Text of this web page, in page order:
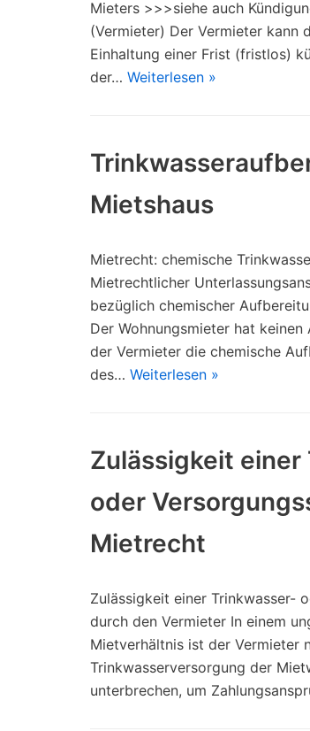
Mieters >>>siehe auch
(Vermieter) Der Vermieter kann
Einhaltung einer Frist (fristlos)
der… Weiterlesen »
Mietshaus
Mietrecht: chemische
Mietrechtlicher
bezüglich chemischer
Der Wohnungsmieter hat keinen
der Vermieter die chemische
des… Weiterlesen »
Zulässigkeit einer
oder
Mietrecht
Zulässigkeit einer Trinkwasser-
durch den Vermieter In einem
Mietverhältnis ist der Vermieter
Trinkwasserversorgung der
unterbrechen, um